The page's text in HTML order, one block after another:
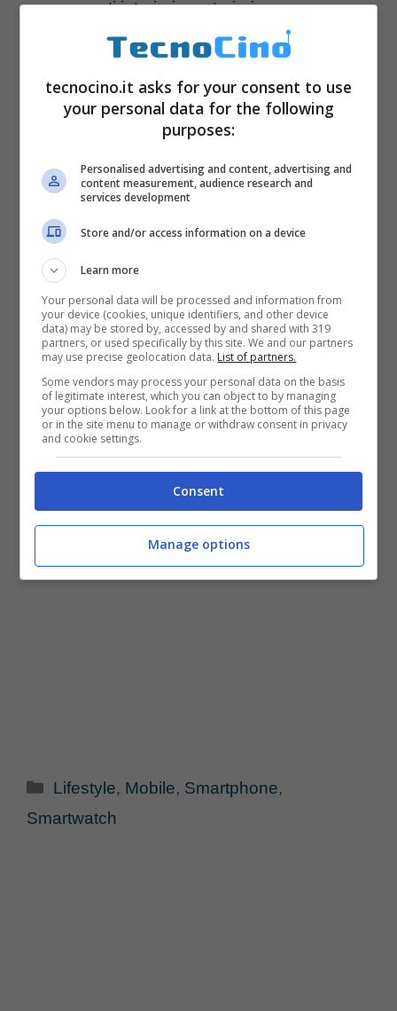
componenti interiori e esteriori.
Categorie
Lifestyle, Mobile, Smartphone,
Smartwatch
tecnocino.it asks for your consent to use
your personal data for the following
purposes:
Personalised advertising and content, advertising and
content measurement, audience research and
services development
Store and/or access information on a device
Learn more
Your personal data will be processed and information from
your device (cookies, unique identifiers, and other device
data) may be stored by, accessed by and shared with 319
partners, or used specifically by this site. We and our partners
may use precise geolocation data. List of partners.
Some vendors may process your personal data on the basis
of legitimate interest, which you can object to by managing
your options below. Look for a link at the bottom of this page
or in the site menu to manage or withdraw consent in privacy
and cookie settings.
Consent
Manage options